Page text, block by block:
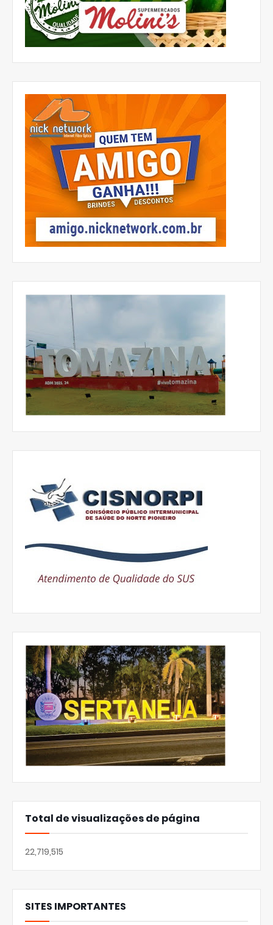
Total de visualizações de página
22,719,515
SITES IMPORTANTES